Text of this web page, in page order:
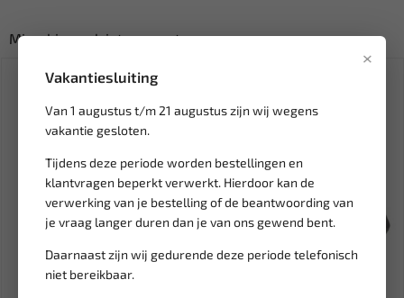
×
Vakantiesluiting
Van 1 augustus t/m 21 augustus zijn wij wegens
vakantie gesloten.
Tijdens deze periode worden bestellingen en
klantvragen beperkt verwerkt. Hierdoor kan de
verwerking van je bestelling of de beantwoording van
je vraag langer duren dan je van ons gewend bent.
Daarnaast zijn wij gedurende deze periode telefonisch
niet bereikbaar.
Misschien ook interessant:
FORCE Remveer spanner